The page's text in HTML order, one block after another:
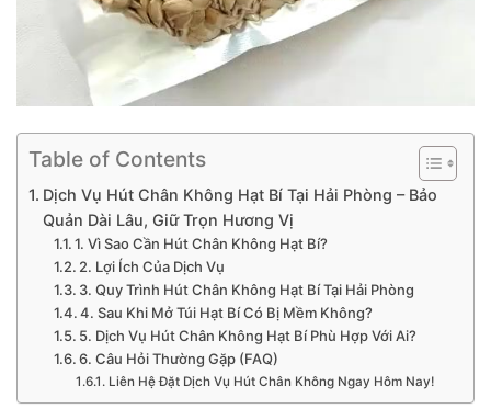
Table of Contents
Dịch Vụ Hút Chân Không Hạt Bí Tại Hải Phòng – Bảo
Quản Dài Lâu, Giữ Trọn Hương Vị
1. Vì Sao Cần Hút Chân Không Hạt Bí?
2. Lợi Ích Của Dịch Vụ
3. Quy Trình Hút Chân Không Hạt Bí Tại Hải Phòng
4. Sau Khi Mở Túi Hạt Bí Có Bị Mềm Không?
5. Dịch Vụ Hút Chân Không Hạt Bí Phù Hợp Với Ai?
6. Câu Hỏi Thường Gặp (FAQ)
Liên Hệ Đặt Dịch Vụ Hút Chân Không Ngay Hôm Nay!